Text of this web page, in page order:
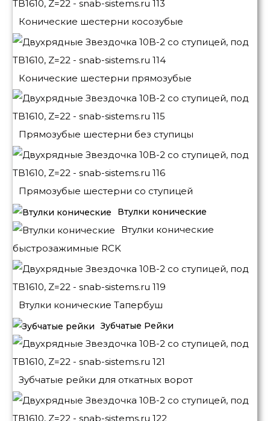
Конические шестерни косозубые
Конические шестерни прямозубые
Прямозубые шестерни без ступицы
Прямозубые шестерни со ступицей
Втулки конические
Втулки конические
быстрозажимные RCK
Втулки конические Тапербуш
Зубчатые Рейки
Зубчатые рейки для откатных ворот